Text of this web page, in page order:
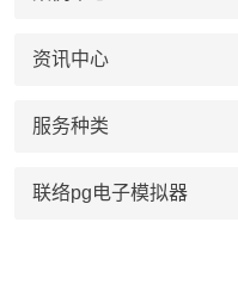
资讯中心
服务种类
联络pg电子模拟器